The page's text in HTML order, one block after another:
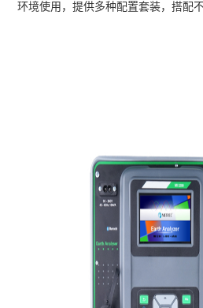
环境使用，提供多种配置套装，搭配